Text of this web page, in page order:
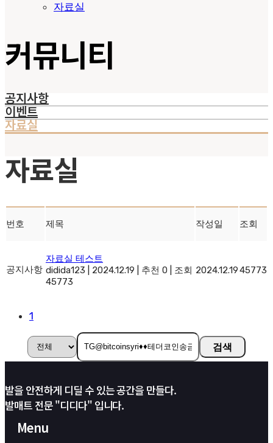
자료실
커뮤니티
공지사항
이벤트
자료실
자료실
번호 제목 작성일 조회
공지사항
자료실 테스트
didida123
2024.12.19 추천 0
조회
45773
2024.12.1945773
1
검색
발을 안전하게 디딜 수 있는 공간을 만들다.
발매트 전문 "디디다" 입니다.
Menu